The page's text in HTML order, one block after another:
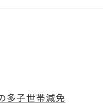
多子世帯減免